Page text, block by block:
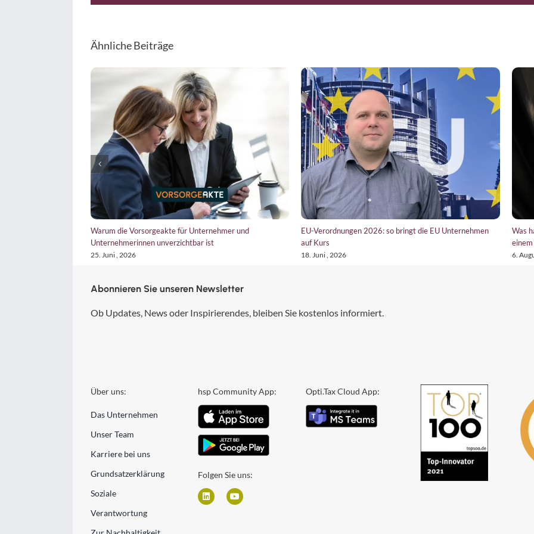
Ähnliche Beiträge
Management System mit
Tax CMS wertlos? Wieso der Weg wichtiger ist als das Ziel
22. Juli , 2026
Diese Pillar-2-Anfrage hat mich erst irritiert, dann
Abonnieren Sie unseren Newsletter
Ob Updates, News oder Inspirierendes, bleiben Sie kostenlos informiert.
Über uns:
Das Unternehmen
Unser Team
Karriere bei uns
Grundsatzerklärung
Soziale
Verantwortung
hsp Community App:
Folgen Sie uns:
Opti.Tax Cloud App: